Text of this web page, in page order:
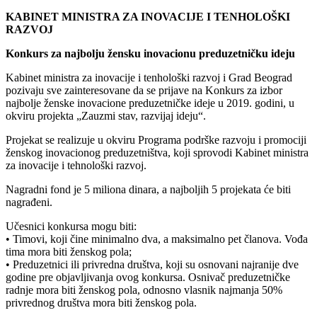
KABINET MINISTRA ZA INOVACIJE I TENHOLOŠKI
RAZVOJ
Konkurs za najbolju žensku inovacionu preduzetničku ideju
Kabinet ministra za inovacije i tenhološki razvoj i Grad Beograd
pozivaju sve zainteresovane da se prijave na Konkurs za izbor
najbolje ženske inovacione preduzetničke ideje u 2019. godini, u
okviru projekta „Zauzmi stav, razvijaj ideju“.
Projekat se realizuje u okviru Programa podrške razvoju i promociji
ženskog inovacionog preduzetništva, koji sprovodi Kabinet ministra
za inovacije i tehnološki razvoj.
Nagradni fond je 5 miliona dinara, a najboljih 5 projekata će biti
nagrađeni.
Učesnici konkursa mogu biti:
• Timovi, koji čine minimalno dva, a maksimalno pet članova. Vođa
tima mora biti ženskog pola;
• Preduzetnici ili privredna društva, koji su osnovani najranije dve
godine pre objavljivanja ovog konkursa. Osnivač preduzetničke
radnje mora biti ženskog pola, odnosno vlasnik najmanja 50%
privrednog društva mora biti ženskog pola.